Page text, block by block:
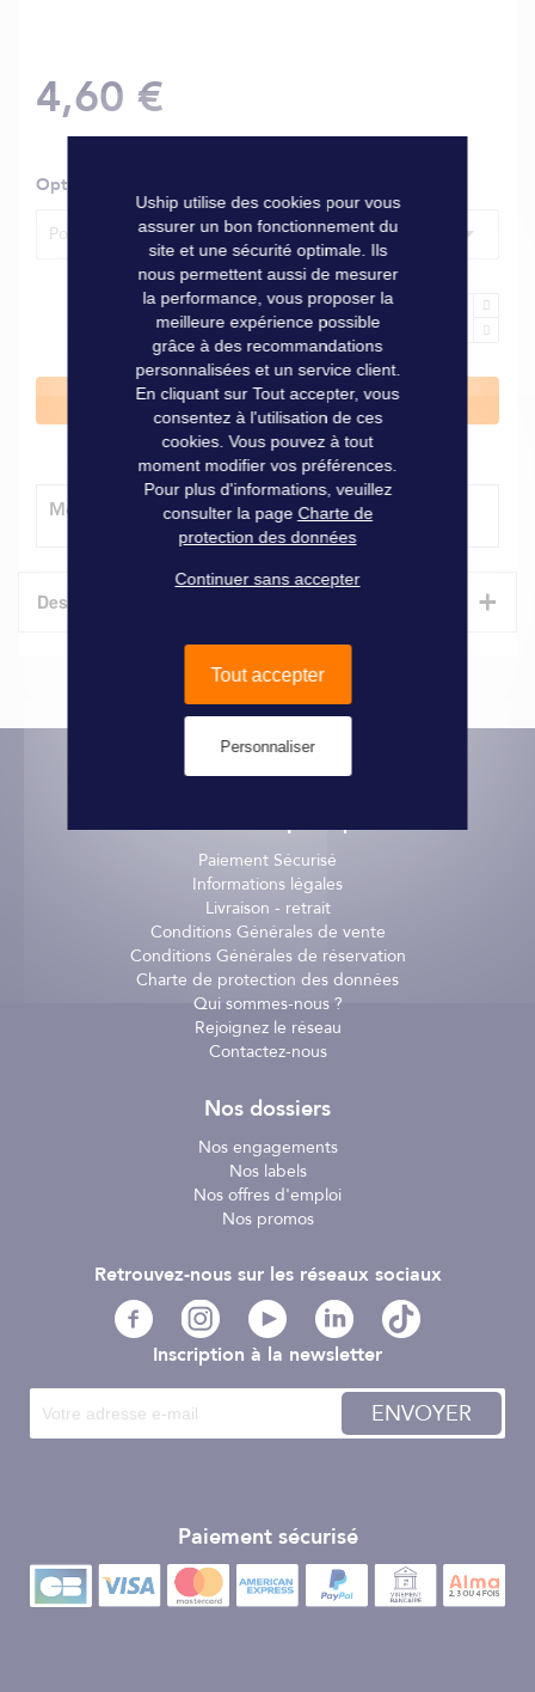
4,60 €
Options
Pour bride l. 40 mm
Ajouter au panier
Modes de livraison
Description +
Informations pratiques
Paiement Sécurisé
Informations légales
Livraison - retrait
Conditions Générales de vente
Conditions Générales de réservation
Charte de protection des données
Qui sommes-nous ?
Rejoignez le réseau
Contactez-nous
Nos dossiers
Nos engagements
Nos labels
Nos offres d'emploi
Nos promos
Inscription à la newsletter
ENVOYER
Paiement sécurisé
Retrouvez-nous sur les réseaux sociaux
Uship utilise des cookies pour vous
assurer un bon fonctionnement du
site et une sécurité optimale. Ils
nous permettent aussi de mesurer
la performance, vous proposer la
meilleure expérience possible
grâce à des recommandations
personnalisées et un service client.
En cliquant sur Tout accepter, vous
consentez à l'utilisation de ces
cookies. Vous pouvez à tout
moment modifier vos préférences.
Pour plus d'informations, veuillez
consulter la page Charte de
protection des données
Continuer sans accepter
Tout accepter
Personnaliser